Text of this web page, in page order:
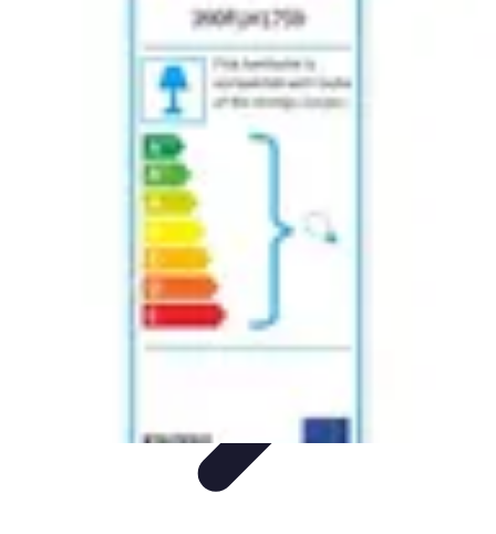
Espacios de Trabajo
Espacios Funcionales
Casa Perfecta